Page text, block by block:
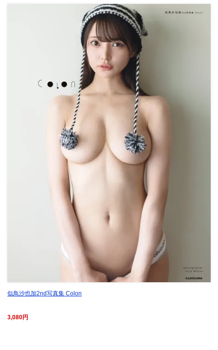
似鳥沙也加2nd写真集 Colon
3,080円